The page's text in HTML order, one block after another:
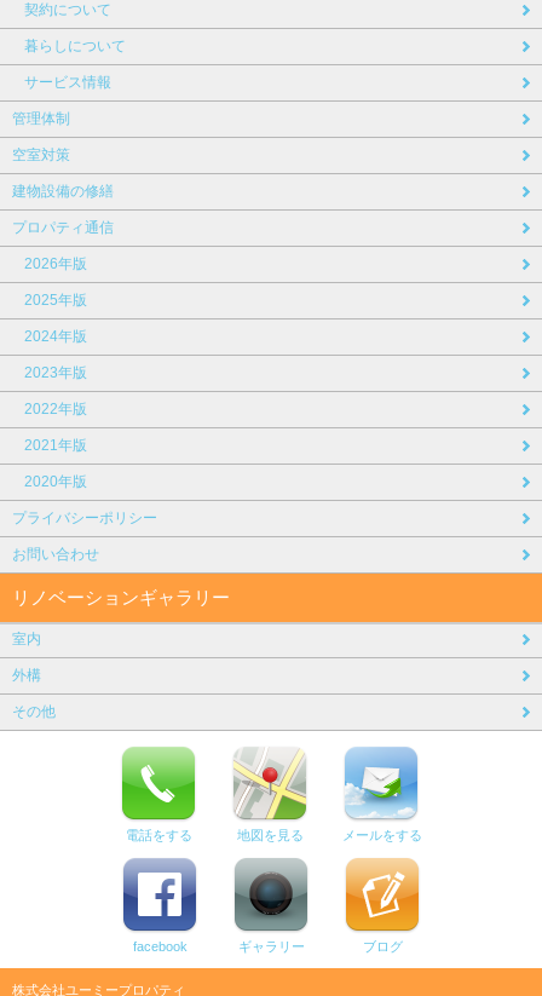
契約について
暮らしについて
サービス情報
管理体制
空室対策
建物設備の修繕
プロパティ通信
2026年版
2025年版
2024年版
2023年版
2022年版
2021年版
2020年版
プライバシーポリシー
お問い合わせ
リノベーションギャラリー
室内
外構
その他
電話をする 地図を見る メールをする
facebook ギャラリー ブログ
株式会社ユーミープロパティ